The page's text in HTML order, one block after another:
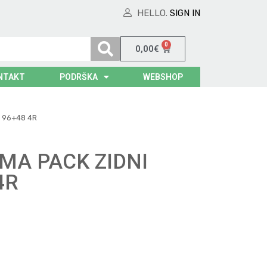
HELLO. SIGN IN
0,00€ 0
PODRŠKA WEBSHOP
96+48 4R
PACK ZIDNI